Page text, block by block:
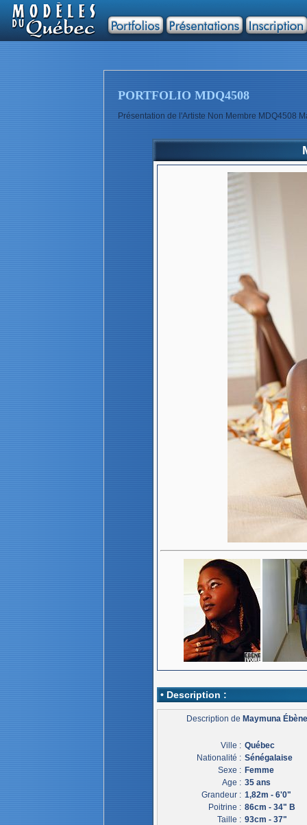
PORTFOLIO MDQ4508
Présentation de l'Artiste Non Membre MDQ4508
• Description :
Description deMaymuna
Ville : Québec
Nationalité : Sénégalaise
Sexe : Femme
Age : 35 ans
Grandeur : 1,82m - 6'0"
Poitrine : 86cm - 34" B
Taille : 93cm - 37"